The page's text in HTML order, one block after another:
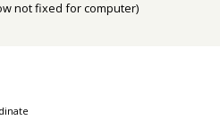
not fixed for computer)